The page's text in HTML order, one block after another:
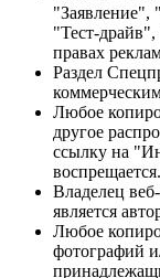
"Тест-
правах
Раздел
Любое
другое
ссылку на
воспрещается.
Владелец
является
Любое
фотографий